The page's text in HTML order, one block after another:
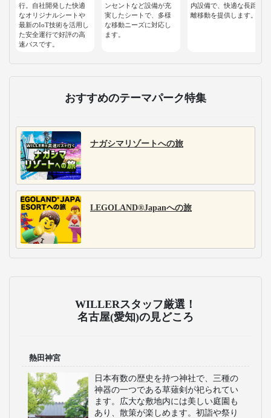
行。自社開発した快適
なオリジナルシートや
最新のIoT技術を活用し
た安全運行で好評の高
速バスです。
ンセントなど設備が充
実したシートで、多様
な移動ニーズに対応し
ます。
内設備で、快適な長距
離移動を提供します。
おすすめのテーマパーク特集
ナガシマリゾートへの旅
LEGOLAND®Japanへの旅
WILLERスタッフ厳選！
名古屋(愛知)の見どころ
熱田神宮
日本有数の歴史を持つ神社で、三種の
神器の一つである草薙剣が祀られてい
ます。広大な敷地内には美しい庭園も
あり、散策が楽しめます。初詣や祭り